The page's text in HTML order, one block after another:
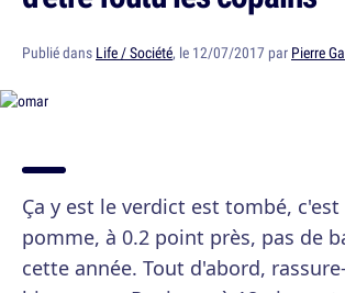
Publié dans Life / Société, le 12/07/2017 par Pierre
Ça y est le verdict est tombé,
pomme, à 0.2 point près, pas de
cette année. Tout d'abord,